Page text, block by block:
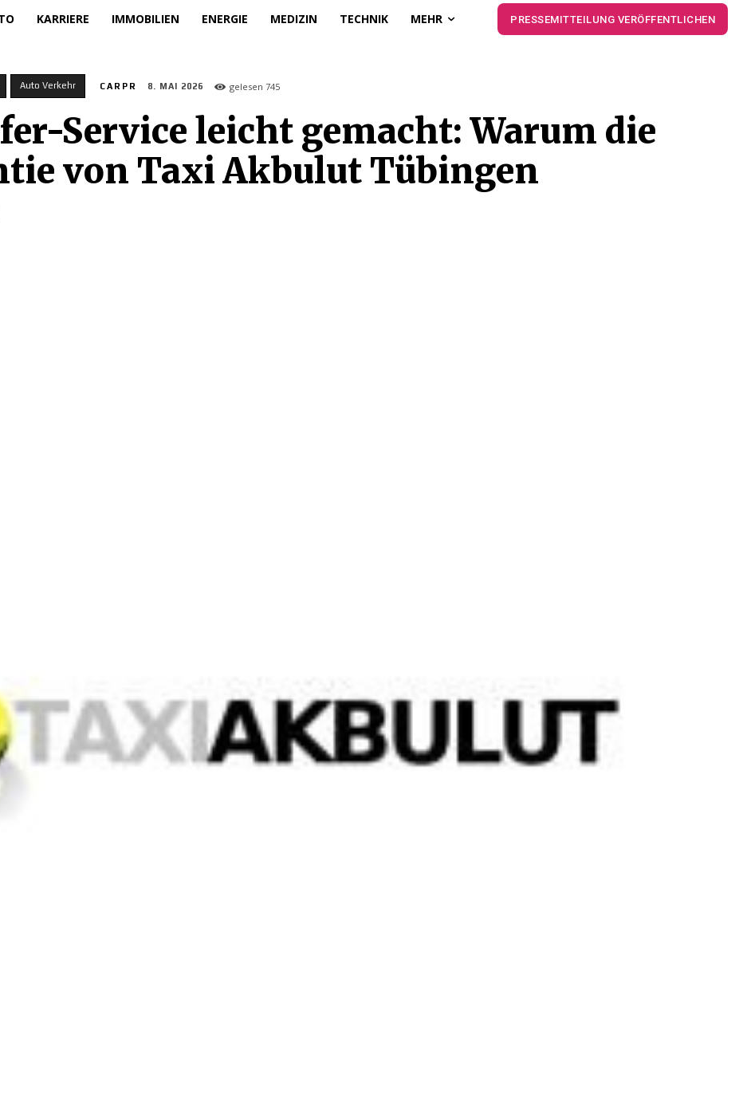
KARRIERE IMMOBILIEN ENERGIE MEDIZIN TECHNIK MEHR PRESSEMITTEILUNG VERÖFFENTLICHEN
Auto Verkehr CARPR 8. MAI 2026 gelesen 745
Service leicht gemacht: Warum die
von Taxi Akbulut Tübingen